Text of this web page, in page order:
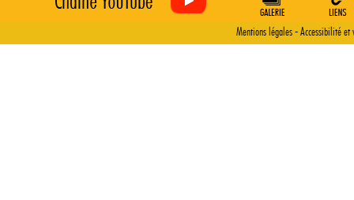
Mentions légales- Accessibilité et